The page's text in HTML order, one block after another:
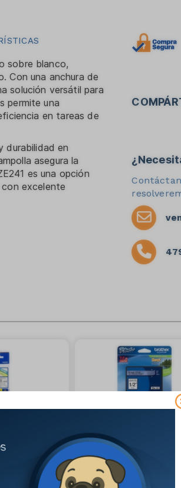
sobre blanco,
Con una anchura de
solución versátil para
permite una
en tareas de
durabilidad en
asegura la
es una opción
excelente
- de 6 m
de largo.
Etiqueta clara continua
ada brother tze131 - de
m de ancho x 8 mts de
impresión en negro
$189.00